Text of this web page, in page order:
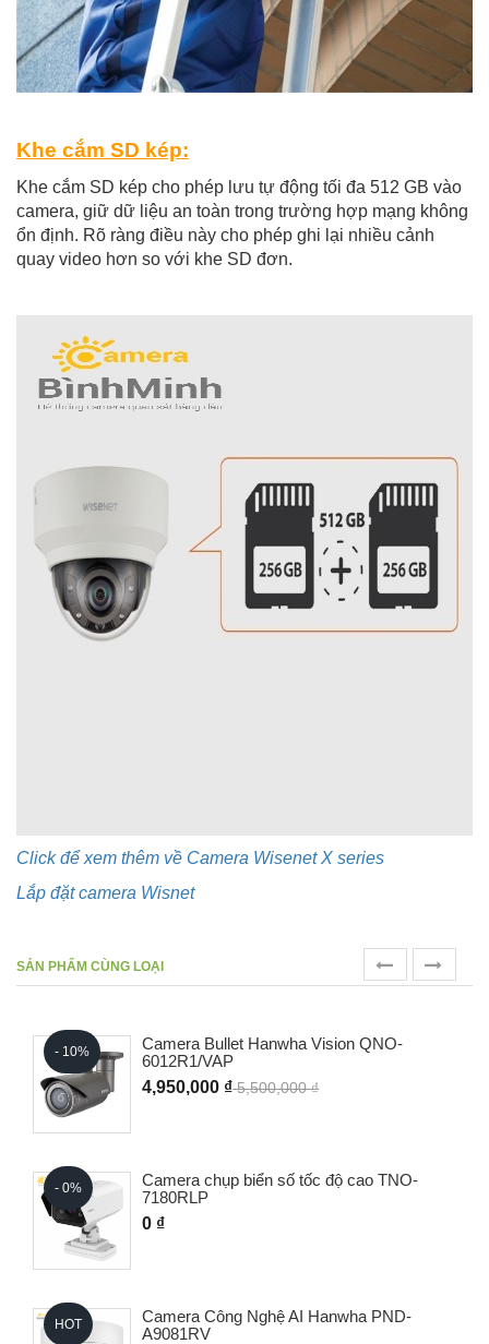
Khe cắm SD kép:
Khe cắm SD kép cho phép lưu tự động tối đa 512 GB vào
camera, giữ dữ liệu an toàn trong trường hợp mạng không
ổn định. Rõ ràng điều này cho phép ghi lại nhiều cảnh
quay video hơn so với khe SD đơn.
Click để xem thêm về Camera Wisenet X series
Lắp đặt camera Wisnet
SẢN PHẨM CÙNG LOẠI
- 10%
Camera Bullet Hanwha Vision QNO-
6012R1/VAP
4,950,000 ₫5,500,000 ₫
- 0%
Camera chụp biển số tốc độ cao TNO-
7180RLP
0 ₫
HOT
Camera Công Nghệ AI Hanwha PND-
A9081RV